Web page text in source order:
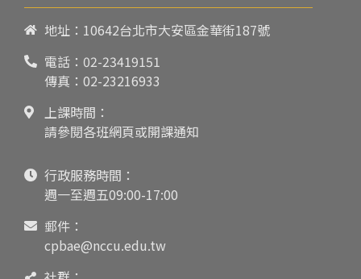
地址：10642台北市大安區金華街187號
電話： 02-23419151
傳真：02-23216933
上課時間：
請參閱各班網頁或開課通知
行政服務時間：
週一至週五09:00-17:00
郵件：
cpbae@nccu.edu.tw